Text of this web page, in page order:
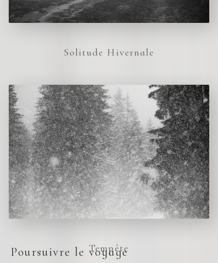
Solitude Hivernale
Tempête
Poursuivre le voyage